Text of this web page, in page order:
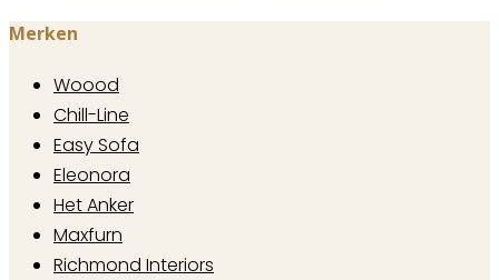
Merken
Woood
Chill-Line
Easy Sofa
Eleonora
Het Anker
Maxfurn
Richmond Interiors